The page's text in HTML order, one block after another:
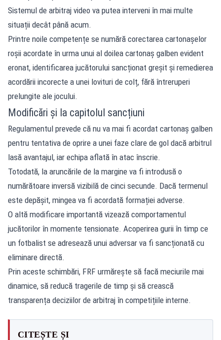
Sistemul de arbitraj video va putea interveni în mai multe
situații decât până acum.
Printre noile competențe se numără corectarea cartonașelor
roșii acordate în urma unui al doilea cartonaș galben evident
eronat, identificarea jucătorului sancționat greșit și remedierea
acordării incorecte a unei lovituri de colț, fără întreruperi
prelungite ale jocului.
Modificări și la capitolul sancțiuni
Regulamentul prevede că nu va mai fi acordat cartonaș galben
pentru tentativa de oprire a unei faze clare de gol dacă arbitrul
lasă avantajul, iar echipa aflată în atac înscrie.
Totodată, la aruncările de la margine va fi introdusă o
numărătoare inversă vizibilă de cinci secunde. Dacă termenul
este depășit, mingea va fi acordată formației adverse.
O altă modificare importantă vizează comportamentul
jucătorilor în momente tensionate. Acoperirea gurii în timp ce
un fotbalist se adresează unui adversar va fi sancționată cu
eliminare directă.
Prin aceste schimbări, FRF urmărește să facă meciurile mai
dinamice, să reducă tragerile de timp și să crească
transparența deciziilor de arbitraj în competițiile interne.
CITEȘTE ȘI